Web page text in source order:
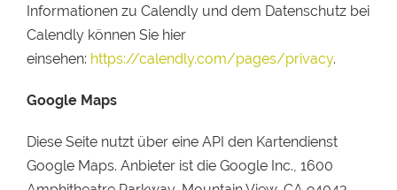
Informationen zu Calendly und dem Datenschutz bei
Calendly können Sie hier
einsehen: https://calendly.com/pages/privacy.
Google Maps
Diese Seite nutzt über eine API den Kartendienst
Google Maps. Anbieter ist die Google Inc., 1600